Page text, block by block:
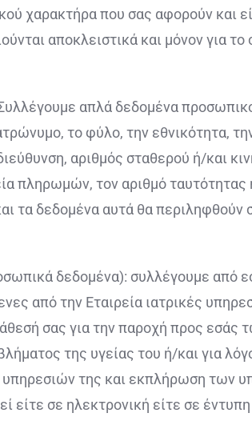
χαρακτήρα που σας αφορούν και
αποκλειστικά και μόνον για
απλά δεδομένα
το φύλο, την εθνικότητα,
αριθμός σταθερού ή/και
πληρωμών, τον αριθμό
δεδομένα αυτά θα περιληφθούν
δεδομένα): συλλέγουμε από
από την Εταιρεία ιατρικές
σας για την παροχή προς
της υγείας του ή/και για
υπηρεσιών της και εκπλήρωση των
σε ηλεκτρονική είτε σε